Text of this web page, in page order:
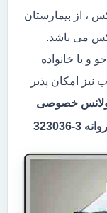
، از بیمارستان
می باشد.
و یا خانواده
نیز امکان پذیر
خصوصی